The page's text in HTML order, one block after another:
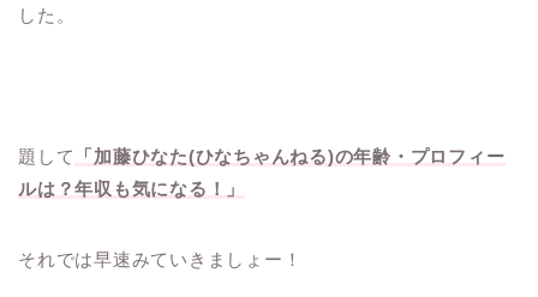
した。
題して
「加藤ひなた(ひなちゃんねる)の年齢・プロフィー
ルは？年収も気になる！」
それでは早速みていきましょー！